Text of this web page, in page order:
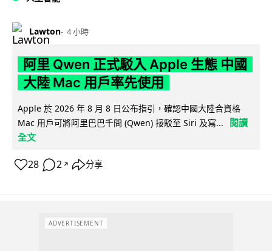
Lawton 4 小時
阿里 Qwen 正式駁入 Apple 生態 中國
大陸 Mac 用戶率先使用
Apple 於 2026 年 8 月 8 日公布指引，確認中國大陸合資格
Mac 用戶可將阿里巴巴千問 (Qwen) 接駁至 Siri 及寫...
閱讀
全文
28 2 ↗ 分享
ADVERTISEMENT